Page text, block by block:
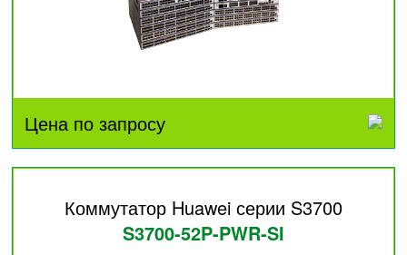
Цена по запросу
Коммутатор Huawei серии S3700
S3700-52P-PWR-SI